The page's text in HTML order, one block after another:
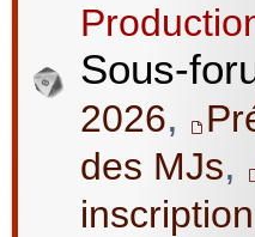
Sous-
2026,
des MJs,